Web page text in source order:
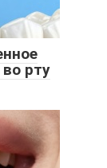
рту